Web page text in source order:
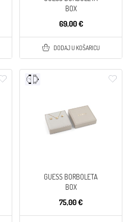
BOX
69,00 €
DODAJ U KOŠARICU
GUESS BORBOLETA
BOX
75,00 €